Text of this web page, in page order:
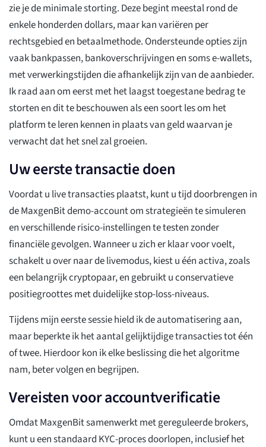
zie je de minimale storting. Deze begint meestal rond de
enkele honderden dollars, maar kan variëren per
rechtsgebied en betaalmethode. Ondersteunde opties zijn
vaak bankpassen, bankoverschrijvingen en soms e-wallets,
met verwerkingstijden die afhankelijk zijn van de aanbieder.
Ik raad aan om eerst met het laagst toegestane bedrag te
storten en dit te beschouwen als een soort les om het
platform te leren kennen in plaats van geld waarvan je
verwacht dat het snel zal groeien.
Uw eerste transactie doen
Voordat u live transacties plaatst, kunt u tijd doorbrengen in
de MaxgenBit demo-account om strategieën te simuleren
en verschillende risico-instellingen te testen zonder
financiële gevolgen. Wanneer u zich er klaar voor voelt,
schakelt u over naar de livemodus, kiest u één activa, zoals
een belangrijk cryptopaar, en gebruikt u conservatieve
positiegroottes met duidelijke stop-loss-niveaus.
Tijdens mijn eerste sessie hield ik de automatisering aan,
maar beperkte ik het aantal gelijktijdige transacties tot één
of twee. Hierdoor kon ik elke beslissing die het algoritme
nam, beter volgen en begrijpen.
Vereisten voor accountverificatie
Omdat MaxgenBit samenwerkt met gereguleerde brokers,
kunt u een standaard KYC-proces doorlopen, inclusief het